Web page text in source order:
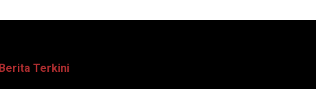
Berita Terkini